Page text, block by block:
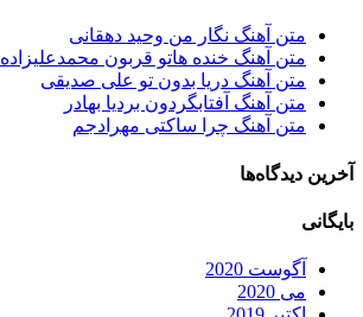
متن آهنگ نگار من وحید دهقانی
متن آهنگ خنده هاتو قربون محمدعلیزاده
متن آهنگ دریا بدون تو علی صدیقی
متن آهنگ آفتابگردون بردیا بهادر
متن آهنگ چرا ساکتی مهرادجم
آخرین دیدگاه‌ها
بایگانی
آگوست 2020
می 2020